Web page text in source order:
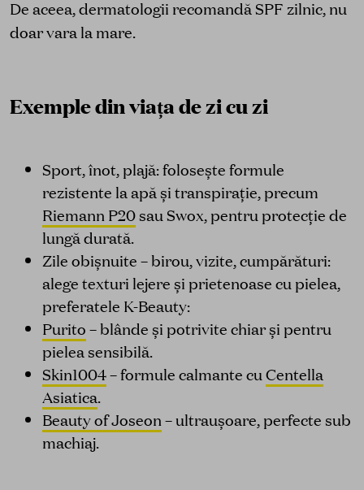
De aceea, dermatologii recomandă SPF zilnic, nu
doar vara la mare.
Exemple din viața de zi cu zi
Sport, înot, plajă: folosește formule
rezistente la apă și transpirație, precum
Riemann P20sau Swox, pentru protecție de
lungă durată.
Zile obișnuite – birou, vizite, cumpărături:
alege texturi lejere și prietenoase cu pielea,
preferatele K-Beauty:
Purito – blânde și potrivite chiar și pentru
pielea sensibilă.
Skin1004– formule calmante cu Centella
Asiatica.
Beauty of Joseon – ultraușoare, perfecte sub
machiaj.